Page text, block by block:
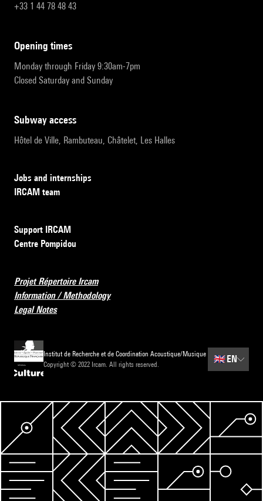
+33 1 44 78 48 43
opening times
Monday through Friday 9:30am-7pm
Closed Saturday and Sunday
subway access
Hôtel de Ville, Rambuteau, Châtelet, Les Halles
Jobs and internships
IRCAM team
Support IRCAM
Centre Pompidou
Projet Répertoire Ircam
Information / Methodology
Legal Notes
Institut de Recherche et de Coordination Acoustique/Musique
Copyright © 2022 Ircam. All rights reserved.
🇬🇧 EN